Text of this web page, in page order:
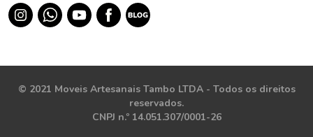
© 2021 Moveis Artesanais Tambo LTDA - Todos os direitos
reservados.
CNPJ n.º 14.051.307/0001-26